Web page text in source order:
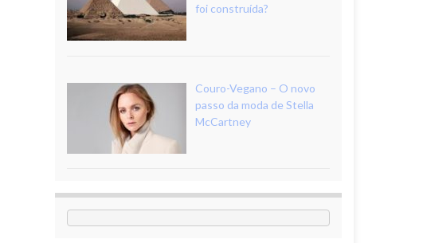
foi construída?
Couro-Vegano – O novo
passo da moda de Stella
McCartney